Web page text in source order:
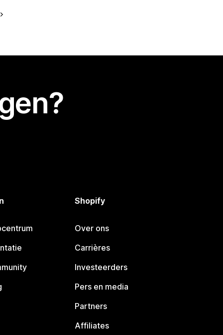
Shopify
Over ons
Carrières
Investeerders
Pers en media
Partners
Affiliates